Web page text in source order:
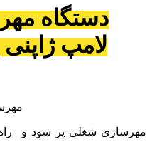
دستگاه
لامپ
مهرسازی شغلی پر سود و راه